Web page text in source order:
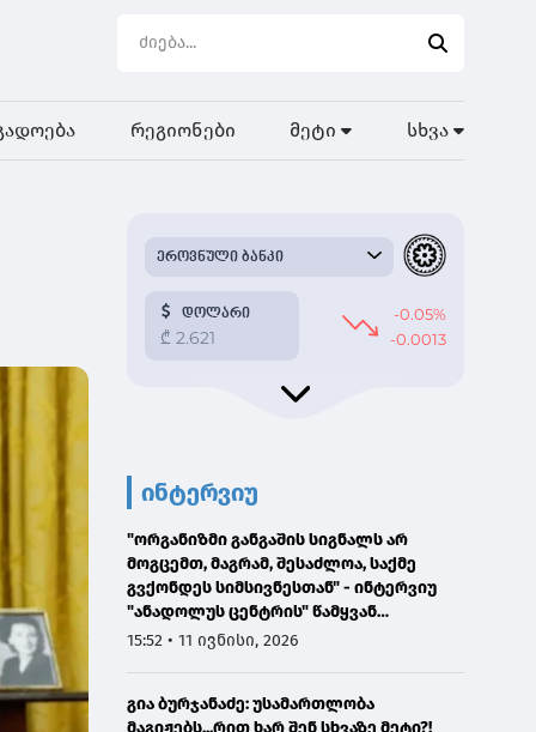
რეგიონები მეტი სხვა
ინტერვიუ
"ორგანიზმი განგაშის სიგნალს არ
მოგცემთ, მაგრამ, შესაძლოა, საქმე
გვქონდეს სიმსივნესთან" - ინტერვიუ
"ანადოლუს ცენტრის" წამყვან
ონკოლოგთან
15:52 • 11 ივნისი, 2026
გია ბურჯანაძე: უსამართლობა
მაგიჟებს...რით ხარ შენ სხვაზე მეტი?!